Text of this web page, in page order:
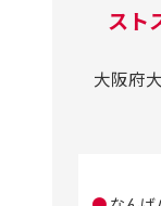
スト
大阪府